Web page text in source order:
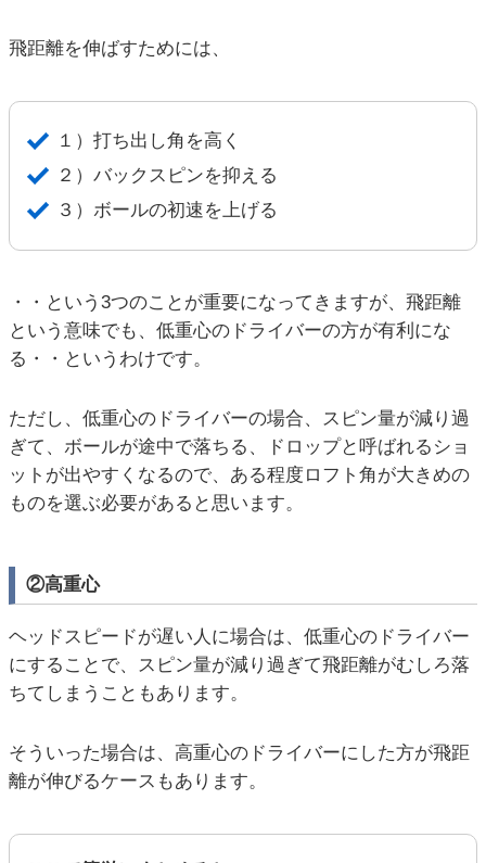
飛距離を伸ばすためには、
１）打ち出し角を高く
２）バックスピンを抑える
３）ボールの初速を上げる
・・という3つのことが重要になってきますが、飛距離
という意味でも、低重心のドライバーの方が有利にな
る・・というわけです。
ただし、低重心のドライバーの場合、スピン量が減り過
ぎて、ボールが途中で落ちる、ドロップと呼ばれるショ
ットが出やすくなるので、ある程度ロフト角が大きめの
ものを選ぶ必要があると思います。
②高重心
ヘッドスピードが遅い人に場合は、低重心のドライバー
にすることで、スピン量が減り過ぎて飛距離がむしろ落
ちてしまうこともあります。
そういった場合は、高重心のドライバーにした方が飛距
離が伸びるケースもあります。